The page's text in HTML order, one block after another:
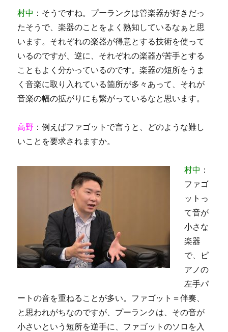
村中 ：そうですね。プーランクは管楽器が好きだっ
たそうで、楽器のことをよく熟知しているなぁと思
います。それぞれの楽器が得意とする技術を使って
いるのですが、逆に、それぞれの楽器が苦手とする
こともよく分かっているのです。楽器の短所をうま
く音楽に取り入れている箇所が多々あって、それが
音楽の幅の拡がりにも繋がっているなと思います。
高野 ：例えばファゴットで言うと、どのような難し
いことを要求されますか。
村中 ：
ファゴ
ットっ
て音が
小さな
楽器
で、ピ
アノの
左手パ
ートの音を重ねることが多い。ファゴット＝伴奏、
と思われがちなのですが、プーランクは、その音が
小さいという短所を逆手に、ファゴットのソロを入